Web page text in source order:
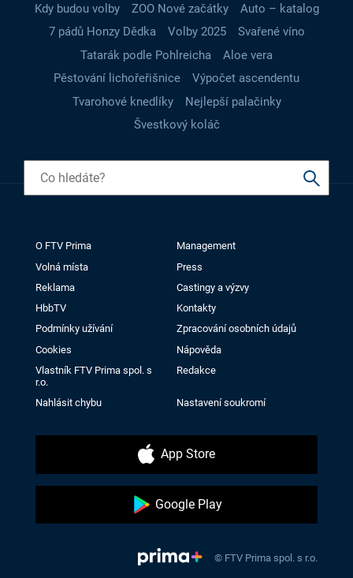
Kdy budou volby
ZOO Nové začátky
Auto – katalog
7 pádů Honzy Dědka
Volby 2025
Svařené víno
Tatarák podle Pohlreicha
Aloe vera
Pěstování lichořeřišnice
Výpočet ascendentu
Tvarohové knedlíky
Nejlepší palačinky
Švestkový koláč
O FTV Prima
Management
Volná místa
Press
Reklama
Castingy a výzvy
HbbTV
Kontakty
Podmínky užívání
Zpracování osobních údajů
Cookies
Nápověda
Vlastník FTV Prima spol. s
r.o.
Redakce
Nahlásit chybu Nastavení soukromí
App Store
Google Play
© FTV Prima spol. s r.o.